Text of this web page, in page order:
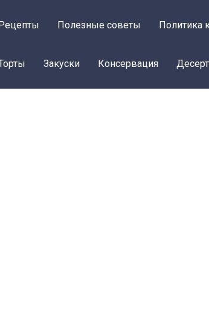
Полезные советы Политика
Закуски Консервация